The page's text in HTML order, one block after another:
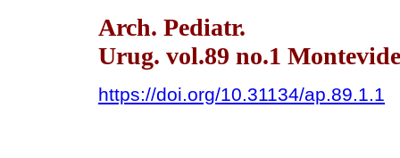
Arch. Pediatr.
Urug. vol.89 no.1
https://doi.org/10.31134/ap.89.1.1